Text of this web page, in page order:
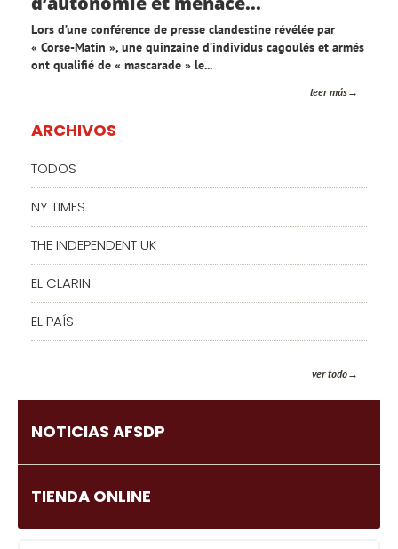
Lors d’une conférence de presse clandestine révélée par
« Corse-Matin », une quinzaine d’individus cagoulés et armés
ont qualifié de « mascarade » le...
leer más
ARCHIVOS
TODOS
NY TIMES
THE INDEPENDENT UK
EL CLARIN
EL PAÍS
ver todo
NOTICIAS AFSDP
TIENDA ONLINE